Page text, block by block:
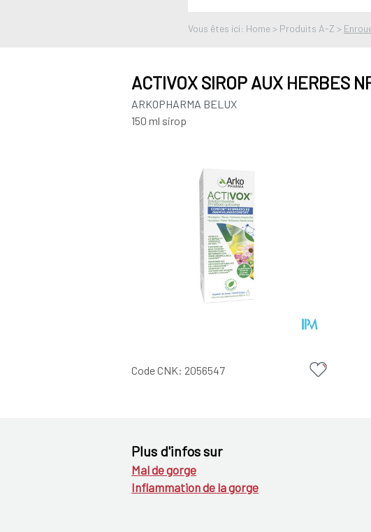
Vous êtes ici: Home > Produits A-Z >
ACTIVOX SIROP AUX HERBES
ARKOPHARMA BELUX
150 ml sirop
Code CNK: 2056547
Plus d'infos sur
Mal de gorge
Inflammation de la gorge